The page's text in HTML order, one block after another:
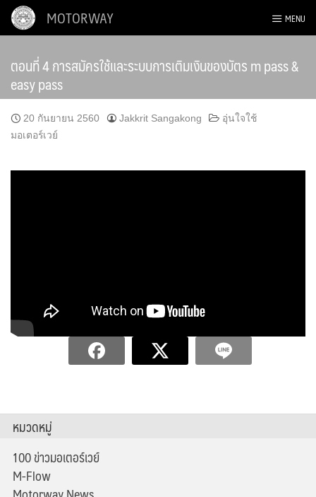
Skip
MOTORWAY MENU
ตอนที่ 4 การสมัครใช้และระบบการเติมเงินของบัตร m pass &
easy pass
20 กันยายน 2560 Jakkrit Sangakong
อุ่นใจใช้
มอเตอร์เวย์
หมวดหมู่
100 ข่าวมอเตอร์เวย์
M-Flow